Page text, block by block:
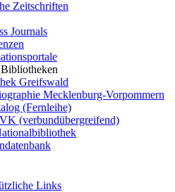
Zeitschriften
Journals
Greifswald
Mecklenburg-Vorpommern
(Fernleihe)
(verbundübergreifend)
Links